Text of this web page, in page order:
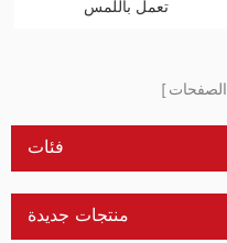
تعمل باللمس
الصفحات
فئات
منتجات جديدة